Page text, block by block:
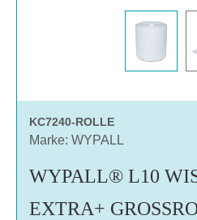
KC7240-ROLLE
Marke: WYPALL
WYPALL® L10
EXTRA+